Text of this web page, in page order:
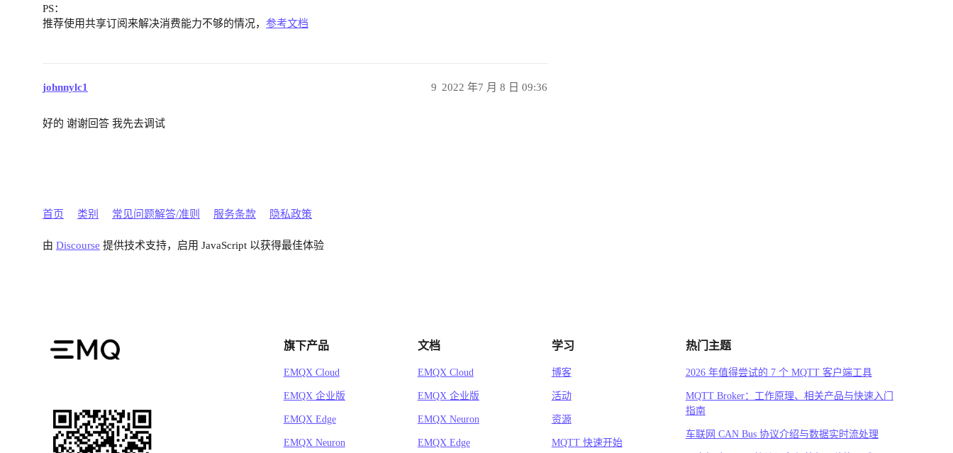
PS：
推荐使用共享订阅来解决消费能力不够的情况， 参考文档
johnnylc1 2022 年7 月 8 日 09:36
9
好的 谢谢回答 我先去调试
首页 类别 常见问题解答/准则 服务条款 隐私政策
由 Discourse 提供技术支持，启用 JavaScript 以获得最佳体验
旗下产品
EMQX Cloud
EMQX 企业版
EMQX Edge
EMQX Neuron
文档
EMQX Cloud
EMQX 企业版
EMQX Neuron
EMQX Edge
学习
博客
活动
资源
MQTT 快速开始
热门主题
2026 年值得尝试的 7 个 MQTT 客户端工具
MQTT Broker：工作原理、相关产品与快速入门
指南
车联网 CAN Bus 协议介绍与数据实时流处理